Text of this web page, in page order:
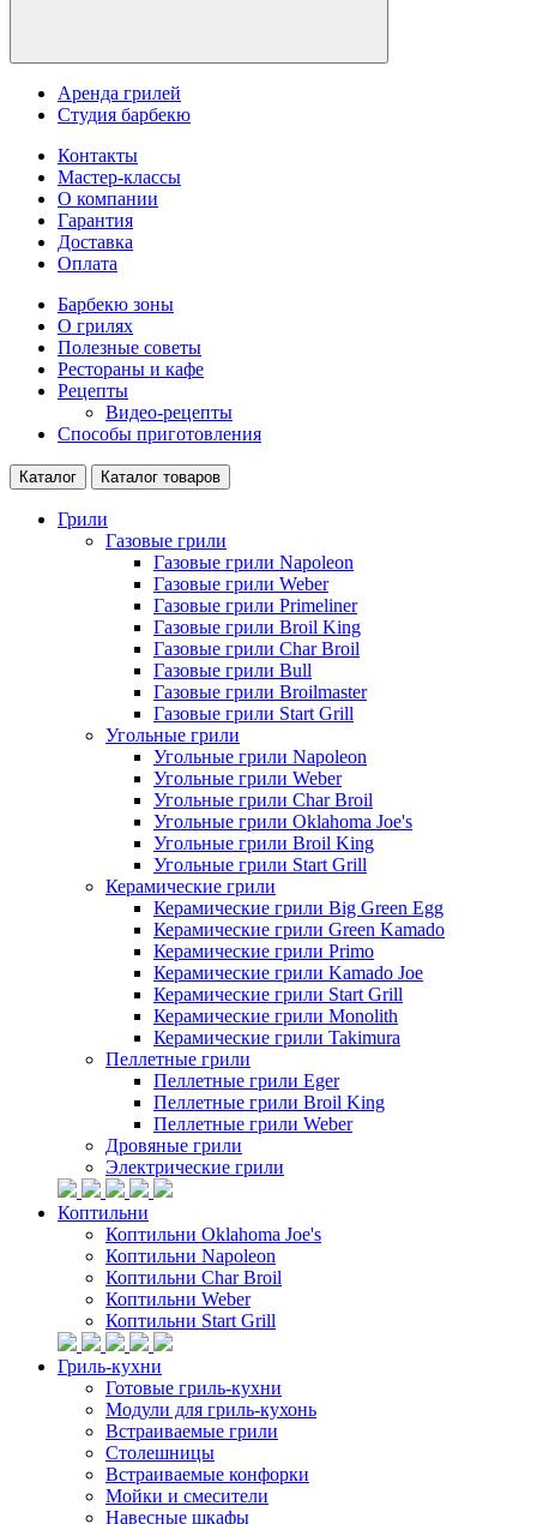
Аренда грилей
Студия барбекю
Контакты
Мастер-классы
О компании
Гарантия
Доставка
Оплата
Барбекю зоны
О грилях
Полезные советы
Рестораны и кафе
Рецепты
Видео-рецепты
Способы приготовления
Каталог Каталог товаров
Грили
Газовые грили
Газовые грили Napoleon
Газовые грили Weber
Газовые грили Primeliner
Газовые грили Broil King
Газовые грили Char Broil
Газовые грили Bull
Газовые грили Broilmaster
Газовые грили Start Grill
Угольные грили
Угольные грили Napoleon
Угольные грили Weber
Угольные грили Char Broil
Угольные грили Oklahoma Joe's
Угольные грили Broil King
Угольные грили Start Grill
Керамические грили
Керамические грили Big Green Egg
Керамические грили Green Kamado
Керамические грили Primo
Керамические грили Kamado Joe
Керамические грили Start Grill
Керамические грили Monolith
Керамические грили Takimura
Пеллетные грили
Пеллетные грили Eger
Пеллетные грили Broil King
Пеллетные грили Weber
Дровяные грили
Электрические грили
Коптильни
Коптильни Oklahoma Joe's
Коптильни Napoleon
Коптильни Char Broil
Коптильни Weber
Коптильни Start Grill
Гриль-кухни
Готовые гриль-кухни
Модули для гриль-кухонь
Встраиваемые грили
Столешницы
Встраиваемые конфорки
Мойки и смесители
Навесные шкафы